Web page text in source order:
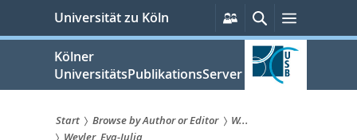
springen
Universität zu Köln
Persönliche
Services
SucheMenü
Kölner
UniversitätsPublikationsServer
Start Browse by Author or Editor
W...
Weyler, Eva-Julia